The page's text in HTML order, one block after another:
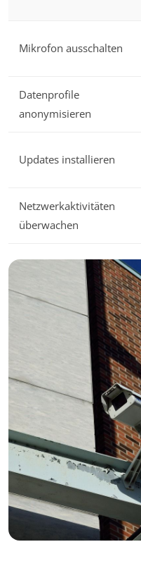
Mikrofon ausschalten
Datenprofile
anonymisieren
Updates installieren
Netzwerkaktivitäten
überwachen